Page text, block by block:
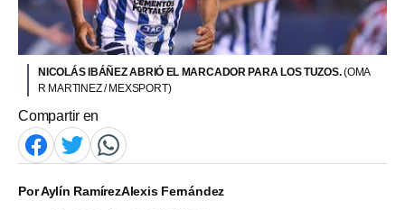
NICOLÁS IBÁÑEZ ABRIÓ EL MARCADOR PARA LOS TUZOS.(OMA
R MARTINEZ / MEXSPORT)
Compartir en
PorAylín RamírezAlexis Fernández